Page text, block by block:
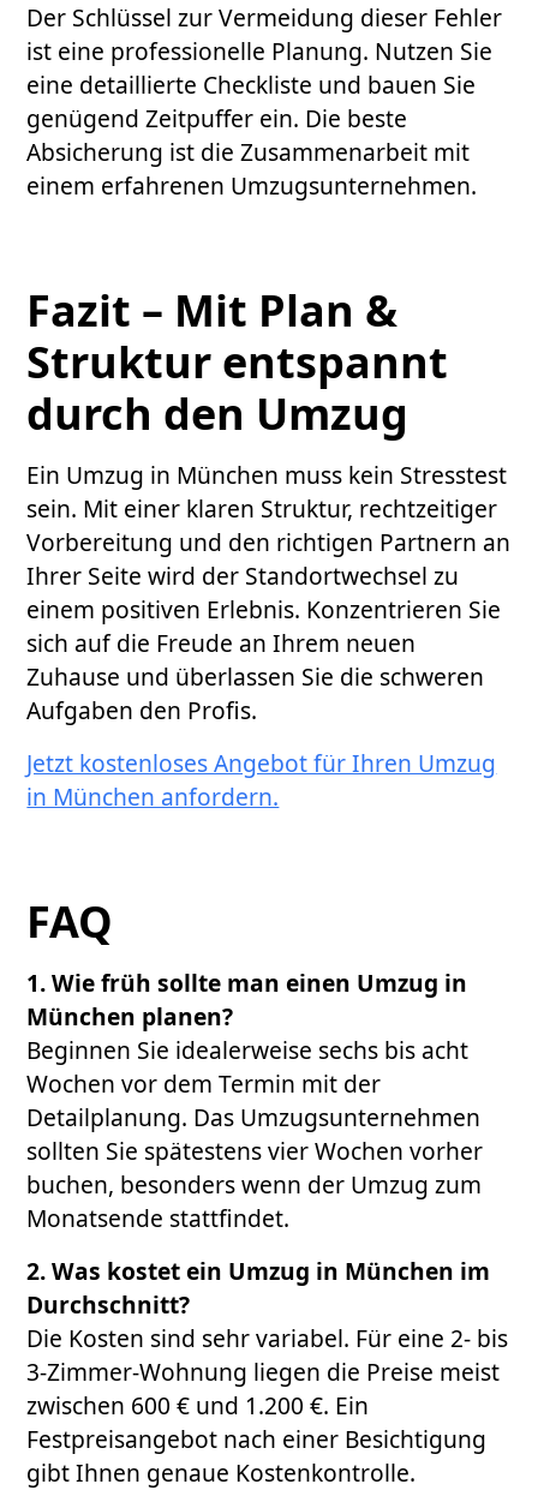
Der Schlüssel zur Vermeidung dieser Fehler
ist eine professionelle Planung. Nutzen Sie
eine detaillierte Checkliste und bauen Sie
genügend Zeitpuffer ein. Die beste
Absicherung ist die Zusammenarbeit mit
einem erfahrenen Umzugsunternehmen.
Fazit – Mit Plan &
Struktur entspannt
durch den Umzug
Ein Umzug in München muss kein Stresstest
sein. Mit einer klaren Struktur, rechtzeitiger
Vorbereitung und den richtigen Partnern an
Ihrer Seite wird der Standortwechsel zu
einem positiven Erlebnis. Konzentrieren Sie
sich auf die Freude an Ihrem neuen
Zuhause und überlassen Sie die schweren
Aufgaben den Profis.
Jetzt kostenloses Angebot für Ihren Umzug
in München anfordern.
FAQ
1. Wie früh sollte man einen Umzug in
München planen?
Beginnen Sie idealerweise sechs bis acht
Wochen vor dem Termin mit der
Detailplanung. Das Umzugsunternehmen
sollten Sie spätestens vier Wochen vorher
buchen, besonders wenn der Umzug zum
Monatsende stattfindet.
2. Was kostet ein Umzug in München im
Durchschnitt?
Die Kosten sind sehr variabel. Für eine 2- bis
3-Zimmer-Wohnung liegen die Preise meist
zwischen 600 € und 1.200 €. Ein
Festpreisangebot nach einer Besichtigung
gibt Ihnen genaue Kostenkontrolle.